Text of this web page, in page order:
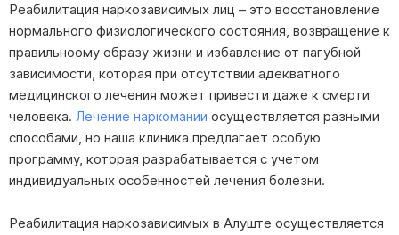
Реабилитация наркозависимых лиц – это восстановление
нормального физиологического состояния, возвращение к
правильноому образу жизни и избавление от пагубной
зависимости, которая при отсутствии адекватного
медицинского лечения может привести даже к смерти
человека. Лечение наркомании осуществляется разными
способами, но наша клиника предлагает особую
программу, которая разрабатывается с учетом
индивидуальных особенностей лечения болезни.
Реабилитация наркозависимых в Алуште осуществляется